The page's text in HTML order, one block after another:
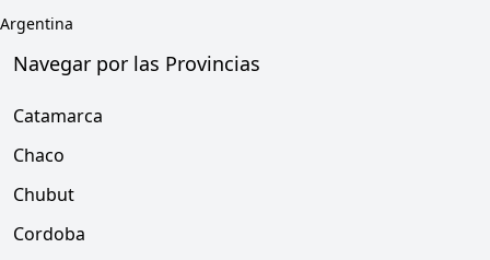
Argentina
Navegar por las Provincias
Catamarca
Chaco
Chubut
Cordoba